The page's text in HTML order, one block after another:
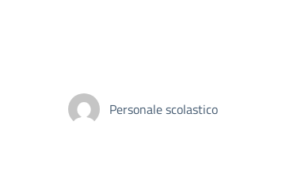
Personale scolastico